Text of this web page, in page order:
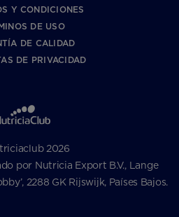
Y CONDICIONES
DE USO
DE CALIDAD
DE PRIVACIDAD
2026
por Nutricia Export B.V., Lange
2288 GK Rijswijk, Países Bajos.